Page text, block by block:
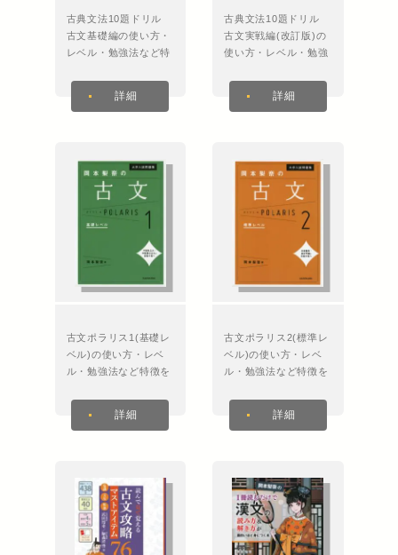
古典文法10題ドリル
古文基礎編の使い方・
レベル・勉強法など特
詳細
古典文法10題ドリル
古文実戦編(改訂版)の
使い方・レベル・勉強
説！
詳細
古文ポラリス1(基礎レ
ベル)の使い方・レベ
ル・勉強法など特徴を
詳細
古文ポラリス2(標準レ
ベル)の使い方・レベ
ル・勉強法など特徴を
詳細